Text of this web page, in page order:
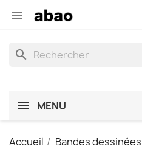

search
MENU
Accueil Bandes dessinées